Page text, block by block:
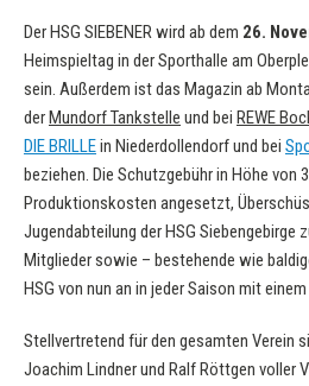
Der HSG SIEBENER wird ab dem 26.
Heimspieltag in der Sporthalle am
sein. Außerdem ist das Magazin ab
derMundorf Tankstelle und bei REWE
DIE BRILLEin Niederdollendorf und bei
beziehen. Die Schutzgebühr in Höhe von
Produktionskosten angesetzt,
Jugendabteilung der HSG Siebengebirge
Mitglieder sowie – bestehende wie
HSG von nun an in jeder Saison mit
Stellvertretend für den gesamten Verein
Joachim Lindner und Ralf Röttgen voller